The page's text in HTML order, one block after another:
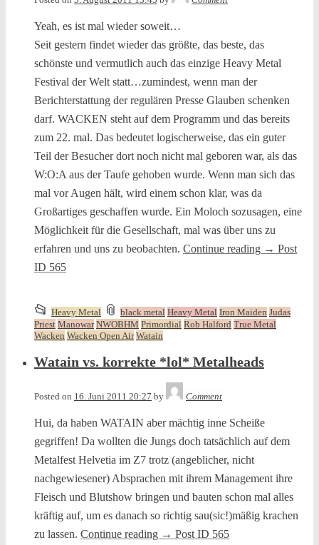
Yeah, es ist mal wieder soweit…
Seit gestern findet wieder das größte, das beste, das
schönste und vermutlich auch das einzige Heavy Metal
Festival der Welt statt…zumindest, wenn man der
Berichterstattung der regulären Presse Glauben schenken
darf. WACKEN steht auf dem Programm und das bereits
zum 22. mal. Das bedeutet logischerweise, das ein guter
Teil der Besucher dort noch nicht mal geboren war, als das
W:O:A aus der Taufe gehoben wurde. Wenn man sich das
mal vor Augen hält, wird einem schon klar, was da
Großartiges geschaffen wurde. Ein Moloch sozusagen, eine
Möglichkeit für die Gesellschaft, mal was über uns zu
erfahren und uns zu beobachten. Continue reading → Post
ID 565
📂 This
entry
was
posted
Heavy Metal 📎 and
tagged
black metal Heavy Metal Iron Maiden Judas
Priest Manowar NWOBHM Primordial Rob Halford True Metal
Wacken Wacken Open Air Watain
Watain vs. korrekte *lol* Metalheads
Posted on 16. Juni 2011 20:27 by
Comment
Hui, da haben WATAIN aber mächtig inne Scheiße
gegriffen! Da wollten die Jungs doch tatsächlich auf dem
Metalfest Helvetia im Z7 trotz (angeblicher, nicht
nachgewiesener) Absprachen mit ihrem Management ihre
Fleisch und Blutshow bringen und bauten schon mal alles
kräftig auf, um es danach so richtig sau(sic!)mäßig krachen
zu lassen. Continue reading → Post ID 565